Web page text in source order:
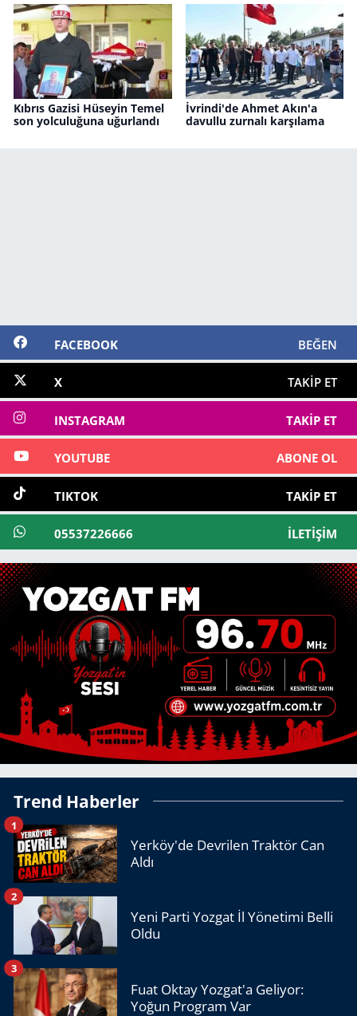
Kıbrıs Gazisi Hüseyin Temel
son yolculuğuna uğurlandı
İvrindi'de Ahmet Akın'a
davullu zurnalı karşılama
FACEBOOK BEĞEN
X TAKIP ET
INSTAGRAM TAKIP ET
YOUTUBE ABONE OL
TIKTOK TAKIP ET
05537226666 İLETIŞIM
Trend Haberler
Yerköy'de Devrilen Traktör Can
Aldı
1
Yeni Parti Yozgat İl Yönetimi Belli
Oldu
2
Fuat Oktay Yozgat'a Geliyor:
Yoğun Program Var
3